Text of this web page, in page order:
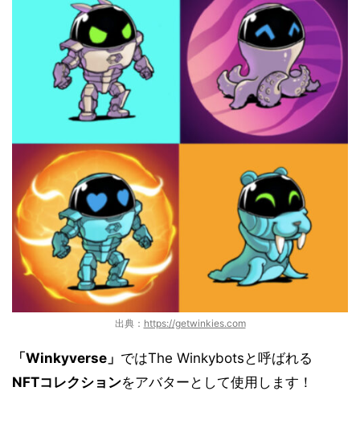
出典： https://getwinkies.com
「Winkyverse」 ではThe Winkybots と呼ばれる
NFTコレクションをアバターとして使用します！